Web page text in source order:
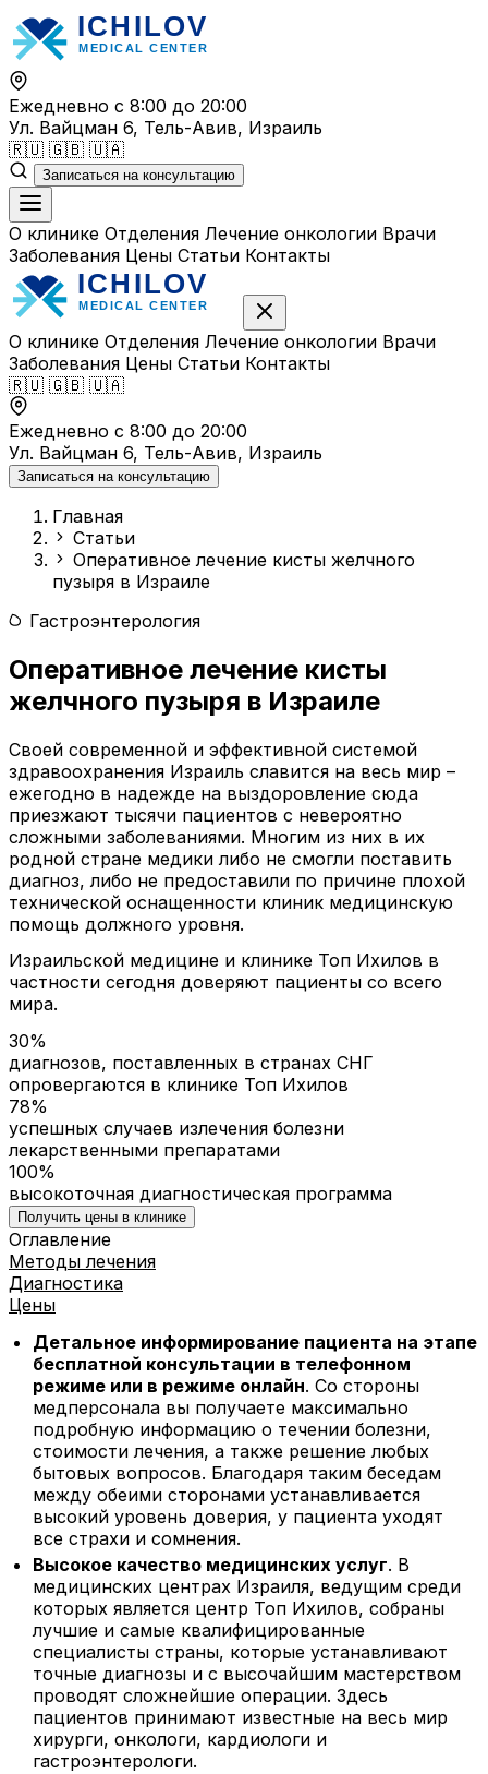
Перейти
к
содержимому
Ежедневно с 8:00 до 20:00
Ул. Вайцман 6, Тель-Авив, Израиль
🇷🇺 🇬🇧 🇺🇦
Записаться на консультацию
О клинике Отделения Лечение онкологии Врачи
Заболевания Цены Статьи Контакты
О клинике Отделения Лечение онкологии Врачи
Заболевания Цены Статьи Контакты
🇷🇺 🇬🇧 🇺🇦
Ежедневно с 8:00 до 20:00
Ул. Вайцман 6, Тель-Авив, Израиль
Записаться на консультацию
Главная
Статьи
Оперативное лечение кисты желчного
пузыря в Израиле
Гастроэнтерология
Оперативное лечение кисты
желчного пузыря в Израиле
Своей современной и эффективной системой
здравоохранения Израиль славится на весь мир –
ежегодно в надежде на выздоровление сюда
приезжают тысячи пациентов с невероятно
сложными заболеваниями. Многим из них в их
родной стране медики либо не смогли поставить
диагноз, либо не предоставили по причине плохой
технической оснащенности клиник медицинскую
помощь должного уровня.
Израильской медицине и клинике Топ Ихилов в
частности сегодня доверяют пациенты со всего
мира.
30%
диагнозов, поставленных в странах СНГ
опровергаются в клинике Топ Ихилов
78%
успешных случаев излечения болезни
лекарственными препаратами
100%
высокоточная диагностическая программа
Получить цены в клинике
Оглавление
Методы лечения
Диагностика
Цены
Детальное информирование пациента на этапе
бесплатной консультации в телефонном
режиме или в режиме онлайн. Со стороны
медперсонала вы получаете максимально
подробную информацию о течении болезни,
стоимости лечения, а также решение любых
бытовых вопросов. Благодаря таким беседам
между обеими сторонами устанавливается
высокий уровень доверия, у пациента уходят
все страхи и сомнения.
Высокое качество медицинских услуг. В
медицинских центрах Израиля, ведущим среди
которых является центр Топ Ихилов, собраны
лучшие и самые квалифицированные
специалисты страны, которые устанавливают
точные диагнозы и с высочайшим мастерством
проводят сложнейшие операции. Здесь
пациентов принимают известные на весь мир
хирурги, онкологи, кардиологи и
гастроэнтерологи.